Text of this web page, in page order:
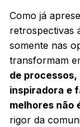
Como já
retrospectivas
somente nas
transformam
de
inspiradora e
melhores não
rigor da